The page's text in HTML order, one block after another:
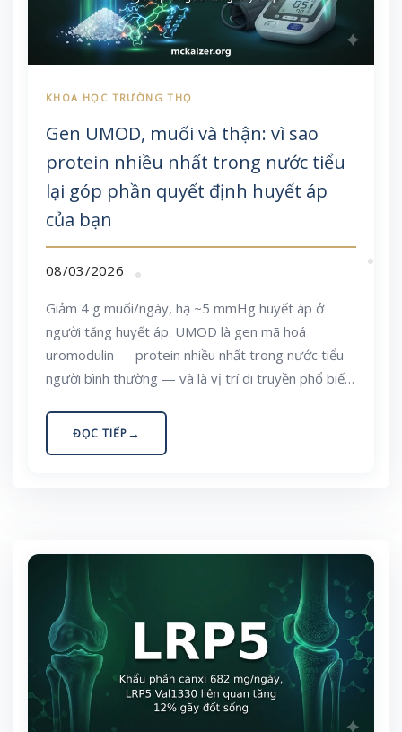
Gen UMOD, muối và thận: vì sao
protein nhiều nhất trong nước tiểu
lại góp phần quyết định huyết áp
của bạn
08/03/2026
Giảm 4 g muối/ngày, hạ ~5 mmHg huyết áp ở
người tăng huyết áp. UMOD là gen mã hoá
uromodulin — protein nhiều nhất trong nước tiểu
người bình thường — và là vị trí di truyền phổ biến
bất ngờ: allele “nguy cơ” ở đây lại là allele phổ biến,
nghĩa là phần lớn chúng ta đều có sẵn một quả
ĐỌC TIẾP